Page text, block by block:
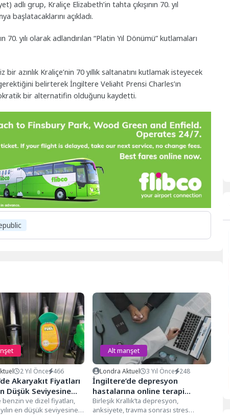
adlı grup, Kraliçe Elizabeth’in tahta çıkışının 70. yıl
başlatacaklarını açıkladı.
70. yılı olarak adlandırılan “Platin Yıl Dönümü” kutlamaları
azınlık Kraliçe’nin 70 yıllık saltanatını kutlamak isteyecek
belirterek İngiltere Veliaht Prensi Charles’ın
bir alternatifin olduğunu kaydetti.
2 Yıl Önce 466
Akaryakıt Fiyatları
Düşük Seviyesine
benzin ve dizel fiyatları,
en düşük seviyesine
Alt manşet
Londra Aktuel 3 Yıl Önce 248
İngiltere’de depresyon
hastalarına online terapi
verilecek
Birleşik Krallık’ta depresyon,
anksiyete, travma sonrası stres